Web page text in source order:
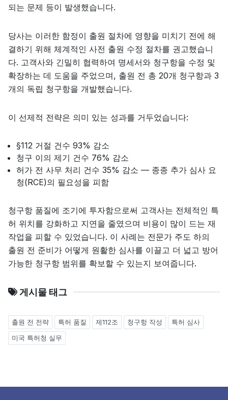
되는 문제 등이 발생했습니다.
당사는 이러한 함정이 출원 절차에 영향을 미치기 전에 해
결하기 위해 체계적인 사전 출원 수정 절차를 권고했습니
다. 고객사와 긴밀히 협력하여 명세서와 청구항을 수정 및
확장하는 데 도움을 주었으며, 출원 전 총 20개 청구항과 3
개의 독립 청구항을 개발했습니다.
이 선제적 전략은 의미 있는 성과를 거두었습니다:
§112 거절 건수 93% 감소
청구 이의 제기 건수 76% 감소
허가 전 사무 처리 건수 35% 감소 — 종종 추가 심사 요
청(RCE)의 필요성을 피함
청구항 품질에 조기에 투자함으로써 고객사는 전체적인 특
허 위치를 강화하고 지연을 줄였으며 비용이 많이 드는 재
작업을 피할 수 있었습니다. 이 사례는 전문가 주도 하의
출원 전 준비가 어떻게 원활한 심사를 이끌고 더 넓고 방어
가능한 청구항 범위를 확보할 수 있는지 보여줍니다.
게시물 태그
출원 전 전략 특허 품질 제112조 청구항 작성
특허 심사
미국 특허청 실무